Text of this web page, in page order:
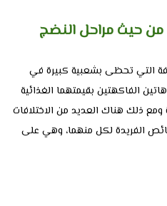
من حيث مراحل النضج
التي تحظى بشعبية كبيرة في
الفاكهتين بقيمتهما الغذائية
ومع ذلك هناك العديد من الاختلافات
الفريدة لكل منهما، وهي على